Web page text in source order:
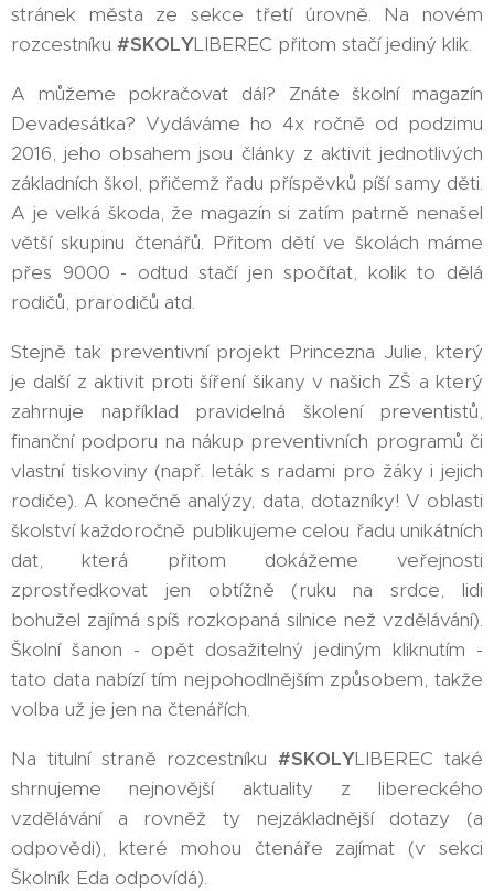
stránek města ze sekce třetí úrovně. Na novém
rozcestníku #SKOLYLIBEREC přitom stačí jediný klik.
A můžeme pokračovat dál? Znáte školní magazín
Devadesátka? Vydáváme ho 4x ročně od podzimu
2016, jeho obsahem jsou články z aktivit jednotlivých
základních škol, přičemž řadu příspěvků píší samy děti.
A je velká škoda, že magazín si zatím patrně nenašel
větší skupinu čtenářů. Přitom dětí ve školách máme
přes 9000 - odtud stačí jen spočítat, kolik to dělá
rodičů, prarodičů atd.
Stejně tak preventivní projekt Princezna Julie, který
je další z aktivit proti šíření šikany v našich ZŠ a který
zahrnuje například pravidelná školení preventistů,
finanční podporu na nákup preventivních programů či
vlastní tiskoviny (např. leták s radami pro žáky i jejich
rodiče). A konečně analýzy, data, dotazníky! V oblasti
školství každoročně publikujeme celou řadu unikátních
dat, která přitom dokážeme veřejnosti
zprostředkovat jen obtížně (ruku na srdce, lidi
bohužel zajímá spíš rozkopaná silnice než vzdělávání).
Školní šanon - opět dosažitelný jediným kliknutím -
tato data nabízí tím nejpohodlnějším způsobem, takže
volba už je jen na čtenářích.
Na titulní straně rozcestníku#SKOLYLIBEREC také
shrnujeme nejnovější aktuality z libereckého
vzdělávání a rovněž ty nejzákladnější dotazy (a
odpovědi), které mohou čtenáře zajímat (v sekci
Školník Eda odpovídá).